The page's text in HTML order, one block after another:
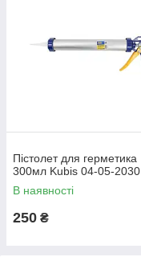
Пістолет для герметика
300мл Kubis 04-05-2030
В наявності
250 ₴